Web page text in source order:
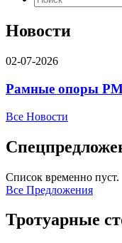
Новости
02-07-2026
Рамные опоры
Все Новости
Список временно пуст.
Все Предложения
Тротуарные